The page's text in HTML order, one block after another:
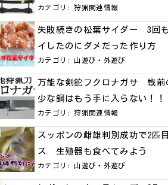
カテゴリ:狩猟関連情報
失敗続きの松葉サイダー 3回
イしたのにダメだった作り方
カテゴリ: 山遊び・外遊び
万能な剣鉈フクロナガサ 戦前
少な鋼はもう手に入らない！！
カテゴリ:狩猟関連情報
スッポンの雌雄判別成功で2匹
ス 生殖器も食べてみよう
カテゴリ: 山遊び・外遊び